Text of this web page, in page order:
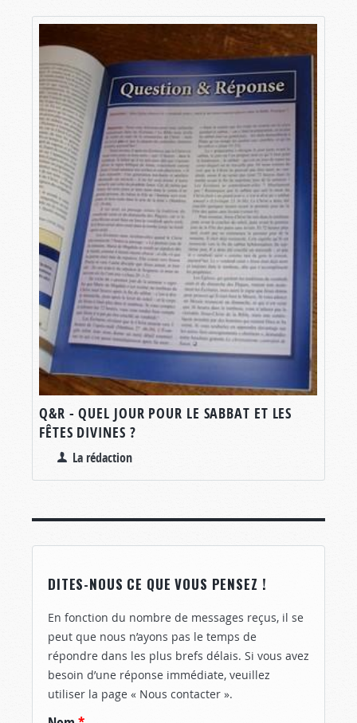
Q&R - QUEL JOUR POUR LE SABBAT ET LES
FÊTES DIVINES ?
La rédaction
DITES-NOUS CE QUE VOUS PENSEZ !
En fonction du nombre de messages reçus, il se
peut que nous n’ayons pas le temps de
répondre dans les plus brefs délais. Si vous avez
besoin d’une réponse immédiate, veuillez
utiliser la page « Nous contacter ».